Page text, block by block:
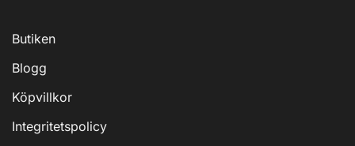
Butiken
Blogg
Köpvillkor
Integritetspolicy